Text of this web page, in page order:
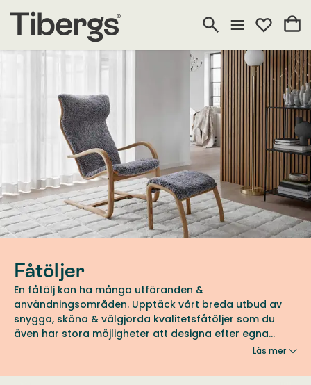
Fåtöljer
En fåtölj kan ha många utföranden &
användningsområden. Upptäck vårt breda utbud av
snygga, sköna & välgjorda kvalitetsfåtöljer som du
även har stora möjligheter att designa efter egna
önskemål. Här hittar du fåtöljer för alla behov oavsett
mysig fårskinnsfåtölj.
Läs mer